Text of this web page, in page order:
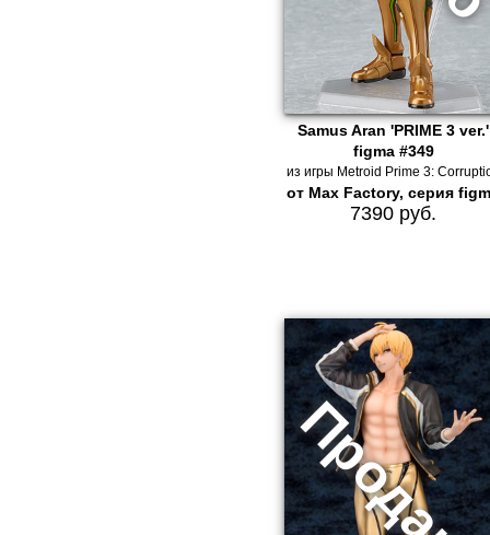
Samus Aran 'PRIME 3 ver.'
figma #349
из игры Metroid Prime 3:
от Max Factory, серия
7390 руб.